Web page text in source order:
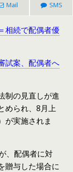
Mail SMS
相続で配偶者優
試案、配偶者へ
制の見直しが進
められ、8月上
が実施されま
、配偶者に対
贈与した場合に